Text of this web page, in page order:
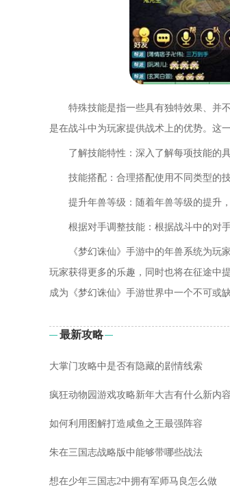
特殊技能是指一些具有独特效果、并
是在战斗中为玩家提供战术上的优势。这
了解技能特性：深入了解每项技能的
技能搭配：合理搭配使用不同类型的
提升年兽等级：随着年兽等级的提升
根据对手调整技能：根据战斗中的对
《梦幻诛仙》手游中的年兽系统为
玩家获得更多的乐趣，同时也将在征途中
成为《梦幻诛仙》手游世界中一个不可或缺
最新攻略
大掌门攻略中是否有隐藏的剧情线索
疯狂动物园游戏攻略新年大吉有什么新内容
如何利用图解打造咸鱼之王最强阵容
朱在三国志战略版中能够带哪些战法
想在少年三国志2中拥有军师马良怎么做